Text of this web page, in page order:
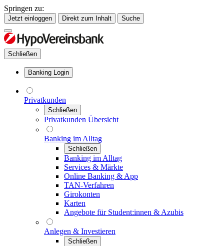
Springen zu:
Jetzt einloggen Direkt zum Inhalt Suche
Schließen
Banking Login
Privatkunden
Schließen
Privatkunden Übersicht
Banking im Alltag
Schließen
Banking im Alltag
Services & Märkte
Online Banking & App
TAN-Verfahren
Girokonten
Karten
Angebote für Student:innen & Azubis
Anlegen & Investieren
Schließen